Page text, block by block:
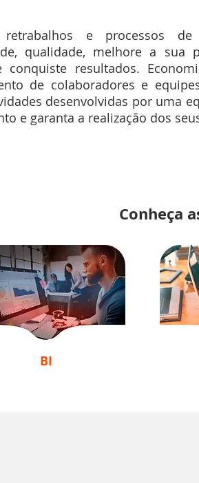
retrabalhos e processos
qualidade, melhore a sua
conquiste resultados.
de colaboradores e
desenvolvidas por uma
e garanta a realização dos
Conheça
BI